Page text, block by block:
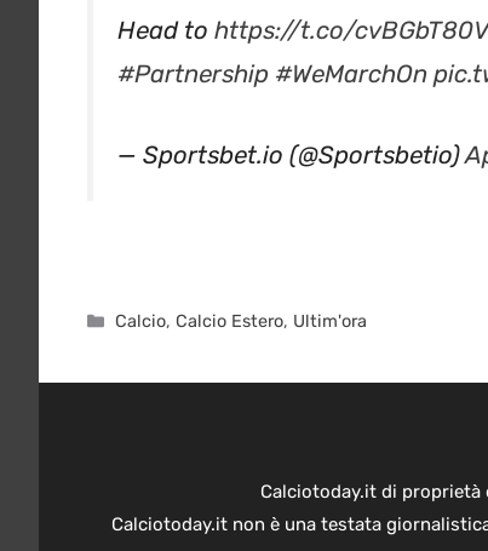
#Partnership #WeMarchOn
Calciotoday.it non è una testata